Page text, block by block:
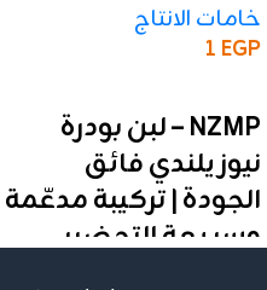
تركيبة مدعّمة وسريعة
التحضير
خامات الانتاج
1 EGP
NZMP – لبن بودرة
نيوزيلندي فائق
الجودة | تركيبة مدعّمة
وسريعة التحضير
✅ لبن كامل الدسم مدعّم –